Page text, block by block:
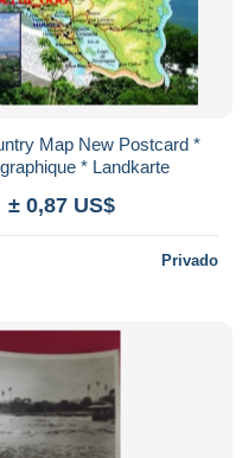
Map New Postcard *
* Landkarte
± 0,87 US$
Privado